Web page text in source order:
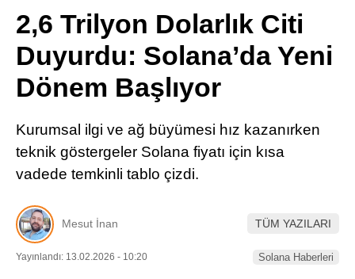
Youtube
TikTok
LinkedIn
2,6 Trilyon Dolarlık Citi
Duyurdu: Solana’da Yeni
Dönem Başlıyor
Kurumsal ilgi ve ağ büyümesi hız kazanırken
teknik göstergeler Solana fiyatı için kısa
vadede temkinli tablo çizdi.
Mesut İnan TÜM YAZILARI
Yayınlandı: 13.02.2026 - 10:20 Solana Haberleri